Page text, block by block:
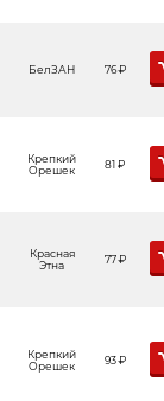
БелЗАН 76Р
Крепкий
Орешек
81Р
Красная
Этна
77Р
Крепкий
Орешек
93Р